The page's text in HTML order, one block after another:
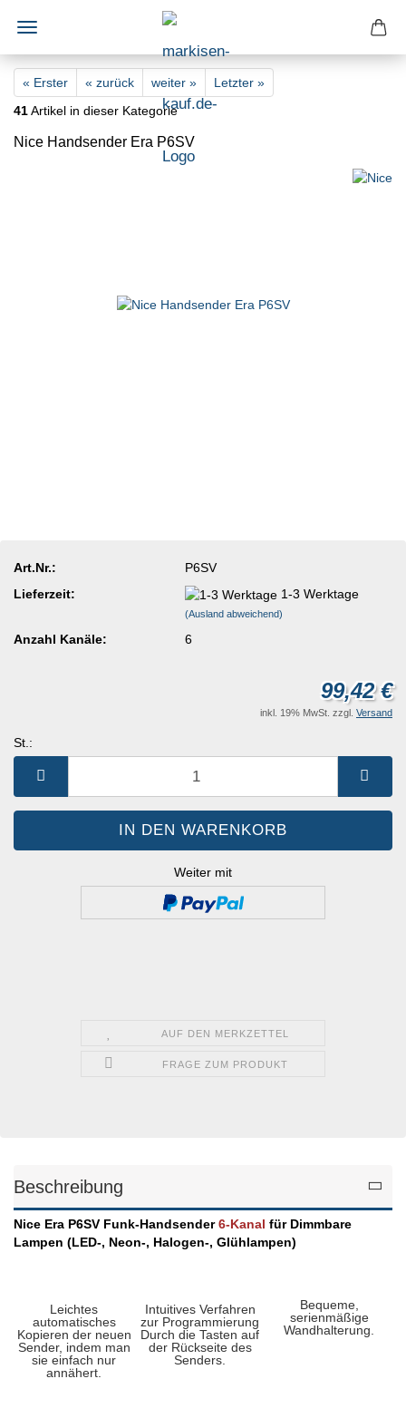
« Erster « zurück weiter »
Letzter »
41Artikel in dieser Kategorie
Nice Handsender Era P6SV
Art.Nr.:
P6SV
Lieferzeit:
1-3 Werktage
(Ausland abweichend)
Anzahl Kanäle: 6
99,42 €
inkl. 19% MwSt. zzgl. Versand
St.:
Weiter mit
AUF DEN MERKZETTEL
FRAGE ZUM PRODUKT
Beschreibung
Nice Era P6SV Funk-Handsender6-Kanal für Dimmbare
Lampen (LED-, Neon-, Halogen-, Glühlampen)
Leichtes
automatisches
Kopieren der neuen
Sender, indem man
sie einfach nur
annähert.
Intuitives Verfahren
zur Programmierung
Durch die Tasten auf
der Rückseite des
Senders.
Bequeme,
serienmäßige
Wandhalterung.